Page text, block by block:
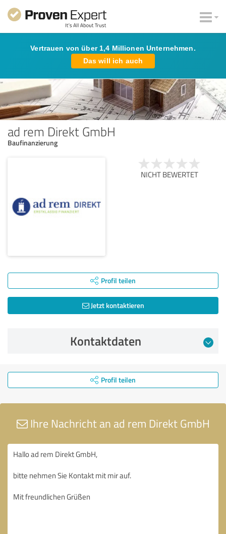
Vertrauen von über 1,4 Millionen Unternehmen.
Das will ich auch
ad rem Direkt GmbH
Baufinanzierung
NICHT BEWERTET
Profil teilen
Jetzt kontaktieren
Kontaktdaten
Profil teilen
Ihre Nachricht an ad rem Direkt GmbH